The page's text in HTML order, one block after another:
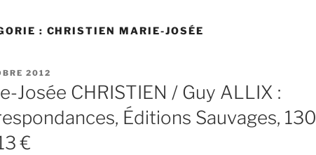
: CHRISTIEN MARIE-JOSÉE
2012
Josée CHRISTIEN / Guy ALLIX :
Éditions Sauvages, 130
€